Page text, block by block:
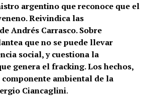
argentino que reconoce que el
Reivindica las
Andrés Carrasco. Sobre
que no se puede llevar
social, y cuestiona la
genera el fracking. Los hechos,
ambiental de la
Ciancaglini.